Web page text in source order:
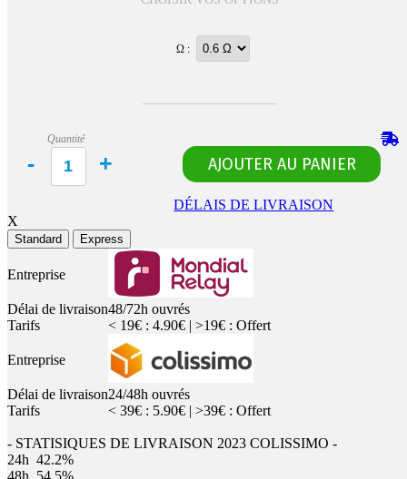
Ω :
Quantité
DÉLAIS DE LIVRAISON
X
Standard Express
Entreprise
Délai de livraison48/72h ouvrés
Tarifs
< 19€ : 4.90€ | >19€ : Offert
Entreprise
Délai de livraison24/48h ouvrés
Tarifs
< 39€ : 5.90€ | >39€ : Offert
- STATISIQUES DE LIVRAISON 2023 COLISSIMO -
24h 42.2%